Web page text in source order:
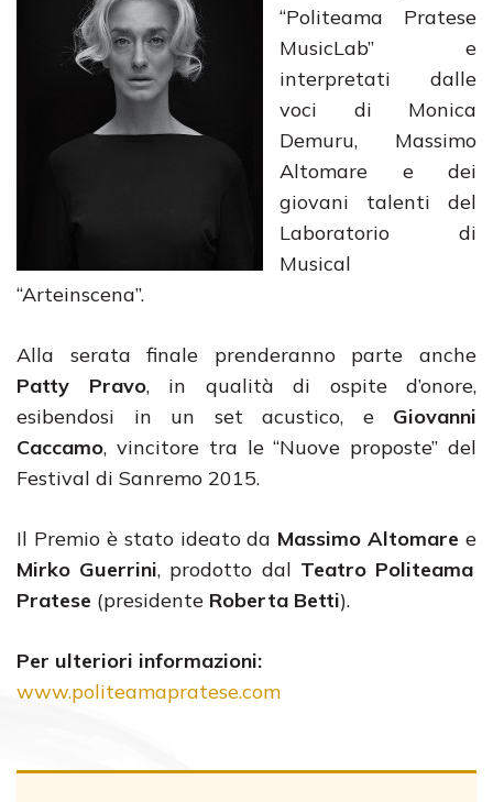
“Politeama Pratese
MusicLab” e
interpretati dalle
voci di Monica
Demuru, Massimo
Altomare e dei
giovani talenti del
Laboratorio di
Musical
“Arteinscena”.
Alla serata finale prenderanno parte anche
Patty Pravo, in qualità di ospite d’onore,
esibendosi in un set acustico, e Giovanni
Caccamo, vincitore tra le “Nuove proposte” del
Festival di Sanremo 2015.
Il Premio è stato ideato da Massimo Altomare e
Mirko Guerrini, prodotto dal Teatro Politeama
Pratese (presidente Roberta Betti).
Per ulteriori informazioni:
www.politeamapratese.com